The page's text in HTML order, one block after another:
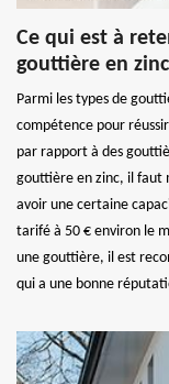
Ce qui est à
gouttière en zinc
Parmi les types de
compétence pour
par rapport à des
gouttière en zinc, il faut
avoir une certaine
tarifé à 50 € environ le
une gouttière, il est
qui a une bonne